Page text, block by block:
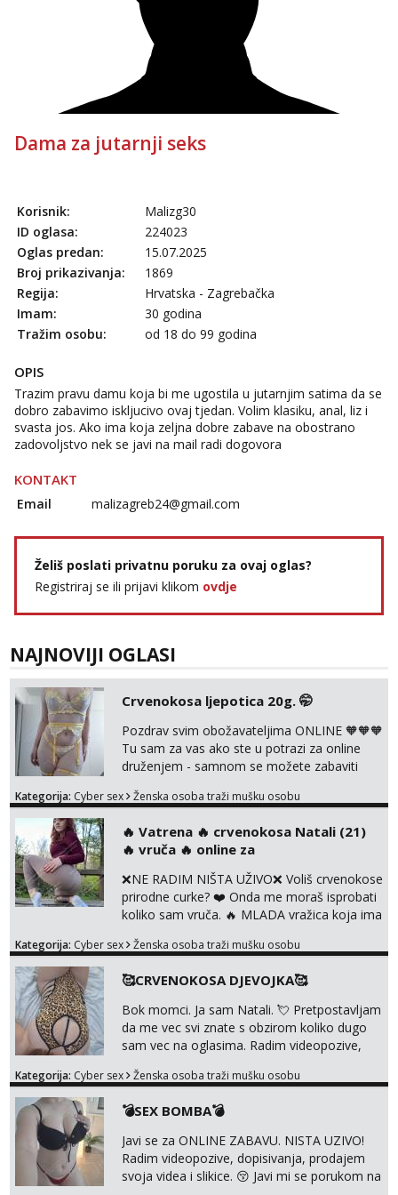
Dama za jutarnji seks
Korisnik:
Malizg30
ID oglasa:
224023
Oglas predan:
15.07.2025
Broj prikazivanja:
1869
Regija:
Hrvatska - Zagrebačka
Imam:
30 godina
Tražim osobu:
od 18 do 99 godina
OPIS
Trazim pravu damu koja bi me ugostila u jutarnjim satima da se
dobro zabavimo iskljucivo ovaj tjedan. Volim klasiku, anal, liz i
svasta jos. Ako ima koja zeljna dobre zabave na obostrano
zadovoljstvo nek se javi na mail radi dogovora
KONTAKT
Email malizagreb24@gmail.com
Želiš poslati privatnu poruku za ovaj oglas?
Registriraj se ili prijavi klikom ovdje
NAJNOVIJI OGLASI
Crvenokosa ljepotica 20g. 🤭
Pozdrav svim obožavateljima ONLINE 🧡🧡🧡
Tu sam za vas ako ste u potrazi za online
druženjem - samnom se možete zabaviti
dovoljna radim i u paru i trojci s kolegicama,
uz slike i hot line pozive. Za vas sam
pripremila i slike s licem u raznim
kombinacijama isto kao i razna videa 😈
Volim kinky stvari i dominaciju 🤫 ...
Kategorija: Cyber sex Ženska osoba traži mušku osobu
‎️‍🔥 Vatrena ‎️‍🔥 crvenokosa Natali (21)
‎️‍🔥 vruča‎ ️‍🔥 online za
❌NE RADIM NIŠTA UŽIVO❌ Voliš crvenokose
prirodne curke? ❤️ Onda me moraš isprobati
koliko sam vruča.‎ ️‍🔥 MLADA vražica koja ima
prljave i u svemu vidim samo užitak. 💦 U
po svojoj mjeri. Sexi videa s kolegicama,
dečkom ili pak ja sama di se dovodim do
ludila. 🍑 Naravno ako ti moja ponuda nije
dovoljna uvije...
Kategorija: Cyber sex Ženska osoba traži mušku osobu
🥰CRVENOKOSA DJEVOJKA🥰
Bok momci. Ja sam Natali. 💘 Pretpostavljam
da me vec svi znate s obzirom koliko dugo
sam vec na oglasima. Radim videopozive,
Za lijepu suradnju javi mi se porukom na
0045
Kategorija: Cyber sex Ženska osoba traži mušku osobu
💣SEX BOMBA💣
Javi se za ONLINE ZABAVU. NISTA UZIVO!
Radim videopozive, dopisivanja, prodajem
svoja videa i slikice. 😚 Javi mi se porukom na